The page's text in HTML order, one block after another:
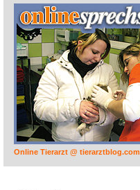
Online Tierarzt @ tierarztblog.com